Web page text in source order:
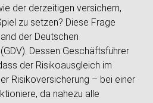
der derzeitigen versichern,
zu setzen? Diese Frage
der Deutschen
Dessen Geschäftsführer
der Risikoausgleich im
Risikoversicherung – bei einer
da nahezu alle